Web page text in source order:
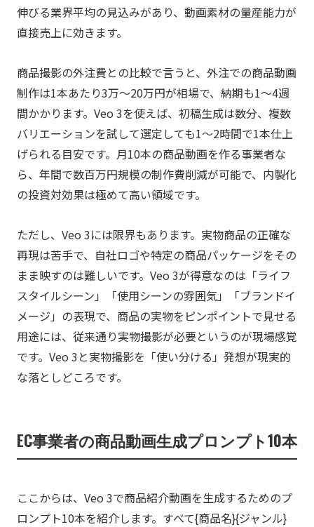
伸びる業界平均の見込みがあり、動画素材の量産能力が
直接売上に効きます。
商品撮影の外注費との比較で言うと、外注での商品動画
制作は1本あたり3万〜20万円が相場で、納期も1〜4週
間かかります。Veo 3を使えば、初稿生成は数分、複数
バリエーションを試して選定しても1〜2時間で1本仕上
げられる目安です。月10本の商品動画を作る事業者な
ら、年間で数百万円規模の制作費削減が可能で、内製化
の投資対効果は極めて高い領域です。
ただし、Veo 3には限界もあります。実物商品の正確な
再現は苦手で、自社ロゴや特定の商品パッケージをその
まま映すのは難しいです。Veo 3が得意なのは「ライフ
スタイルシーン」「使用シーンの雰囲気」「ブランドイ
メージ」の表現で、商品の実物をピンポイントで見せる
用途には、従来通り実物撮影が必要というのが現場感覚
です。Veo 3と実物撮影を「使い分ける」発想が現実的
な落としどころです。
EC事業者の商品動画生成プロンプト10本
ここからは、Veo 3で商品紹介動画を生成するためのプ
ロンプト10本を紹介します。すべて{商品名}{ジャンル}